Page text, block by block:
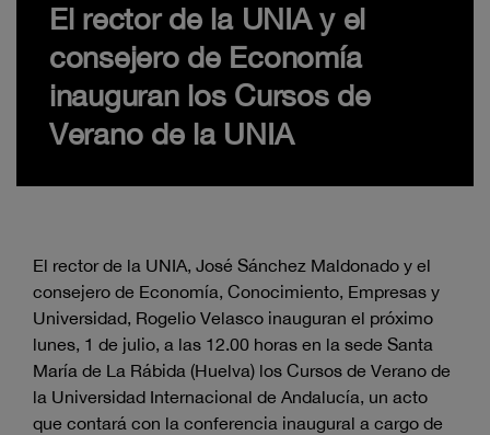
El rector de la UNIA y el
consejero de Economía
inauguran los Cursos de
Verano de la UNIA
El rector de la UNIA, José Sánchez Maldonado y el
consejero de Economía, Conocimiento, Empresas y
Universidad, Rogelio Velasco inauguran el próximo
lunes, 1 de julio, a las 12.00 horas en la sede Santa
María de La Rábida (Huelva) los Cursos de Verano de
la Universidad Internacional de Andalucía, un acto
que contará con la conferencia inaugural a cargo de